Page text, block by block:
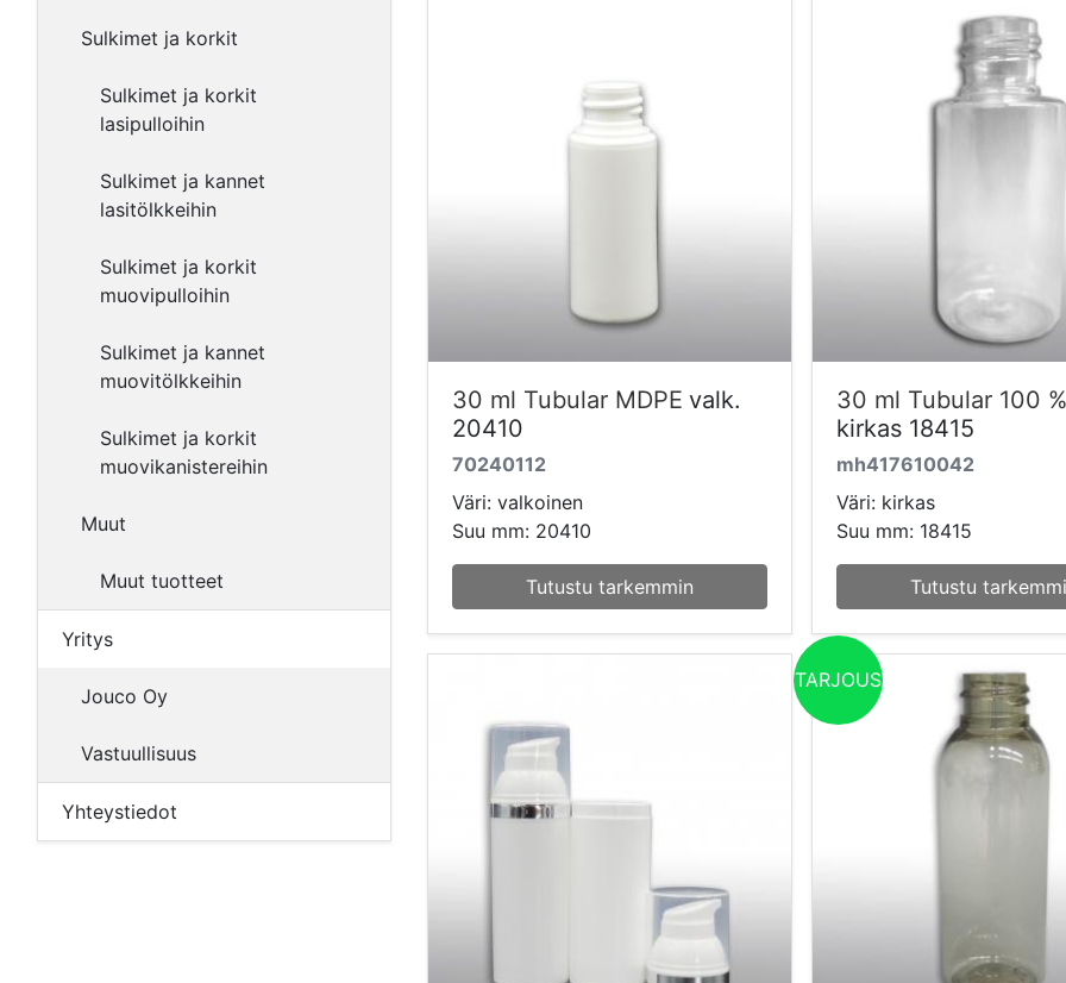
Sulkimet ja korkit
Sulkimet ja korkit
lasipulloihin
Sulkimet ja kannet
lasitölkkeihin
Sulkimet ja korkit
muovipulloihin
Sulkimet ja kannet
muovitölkkeihin
Sulkimet ja korkit
muovikanistereihin
Muut
Muut tuotteet
Yritys
Jouco Oy
Vastuullisuus
Yhteystiedot
30 ml Tubular MDPE valk.
20410
70240112
Väri: valkoinen
Suu mm: 20410
Tutustu tarkemmin
30 ml Tubular 100
kirkas 18415
mh417610042
Väri: kirkas
Suu mm: 18415
Tutustu
TARJOUS